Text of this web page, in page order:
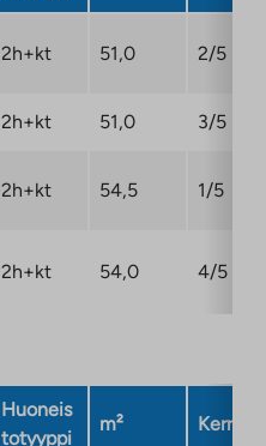
2h+kt 51,0 2/5
2h+kt 51,0 3/5
2h+kt 54,5 1/5
2h+kt 54,0 4/5
Huoneis
totyyppi
m² Kerros